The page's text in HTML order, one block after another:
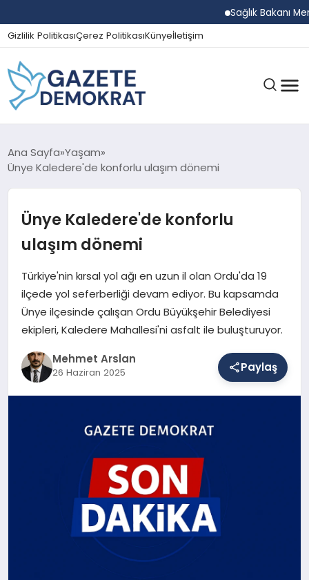
Sağlık Bakanı
Gizlilik PolitikasıÇerez PolitikasıKünyeİletişim
GÜNDEM
SPOR
MAGAZIN
SAĞLIK
Ana Sayfa Yaşam
Ünye Kaledere'de konforlu ulaşım dönemi
Ünye Kaledere'de konforlu
ulaşım dönemi
Türkiye'nin kırsal yol ağı en uzun il olan Ordu'da 19
ilçede yol seferberliği devam ediyor. Bu kapsamda
Ünye ilçesinde çalışan Ordu Büyükşehir Belediyesi
ekipleri, Kaledere Mahallesi'ni asfalt ile buluşturuyor.
Mehmet Arslan
26 Haziran 2025 Paylaş